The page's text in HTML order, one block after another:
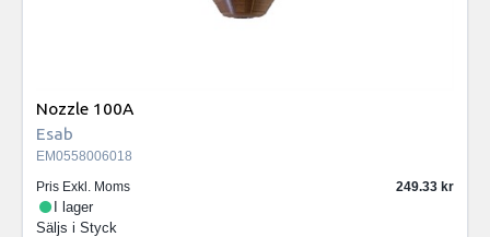
Nozzle 100A
Esab
EM0558006018
Pris Exkl. Moms
249.33
I lager
Säljs i Styck